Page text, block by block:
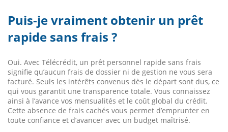
Puis-je vraiment obtenir un prêt
rapide sans frais ?
Oui. Avec Télécrédit, un prêt personnel rapide sans frais
signifie qu’aucun frais de dossier ni de gestion ne vous sera
facturé. Seuls les intérêts convenus dès le départ sont dus, ce
qui vous garantit une transparence totale. Vous connaissez
ainsi à l’avance vos mensualités et le coût global du crédit.
Cette absence de frais cachés vous permet d’emprunter en
toute confiance et d’avancer avec un budget maîtrisé.